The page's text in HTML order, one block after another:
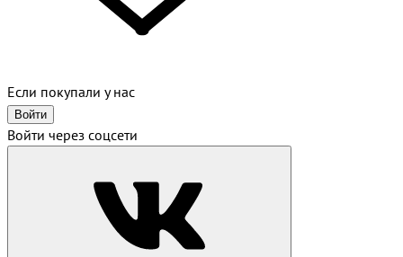
Если покупали у нас
Войти
Войти через соцсети